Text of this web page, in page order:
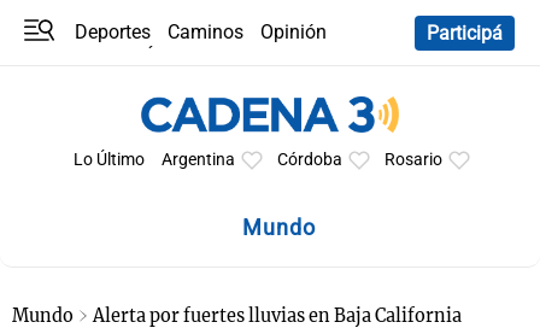
Deportes Caminos
Opinión
Participá
Lo Último Argentina Córdoba Rosario
Mundo
Mundo Alerta por fuertes lluvias en Baja California